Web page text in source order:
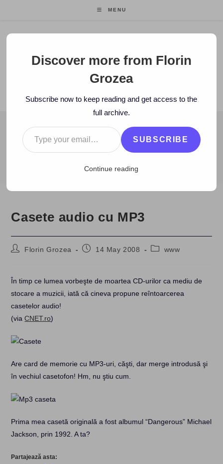
MENU
Florin Grozea
ENTREPRENEUR. FOUNDER/CEO MOCAPP.
BLOG
2008 > May > 14 > www > Casete audio cu MP3
Casete audio cu MP3
PostFlorin Grozea
Post14 May 2008
Postwww
În timp ce lumea vorbeşte de moartea CD-urilor ca mediu de
stocare a muzicii, iată că cineva propune reîntoarcerea
casetelor audio!
(viaCNET.ro)
Are card de memorie cu MP3-uri, căşti, dar merge introdusă şi
în vechiul casetofon! Hm, nu ştiu cum.
Prima mea casetă originală a fost albumul “Dangerous” Michael
Jackson, prin 1992. A ta?
Partajează asta:
Discover more from Florin
Grozea
Subscribe now to keep reading and get access to the
full archive.
Type your email…
SUBSCRIBE
Continue reading